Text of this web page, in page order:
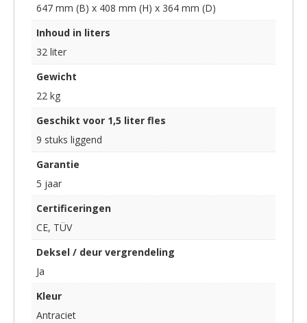
647 mm (B) x 408 mm (H) x 364 mm (D)
Inhoud in liters
32 liter
Gewicht
22 kg
Geschikt voor 1,5 liter fles
9 stuks liggend
Garantie
5 jaar
Certificeringen
CE, TÜV
Deksel / deur vergrendeling
Ja
Kleur
Antraciet